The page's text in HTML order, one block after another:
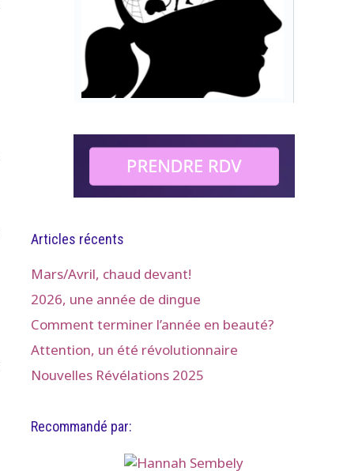
Articles récents
Mars/Avril, chaud devant!
2026, une année de dingue
Comment terminer l’année en beauté?
Attention, un été révolutionnaire
Nouvelles Révélations 2025
Recommandé par: